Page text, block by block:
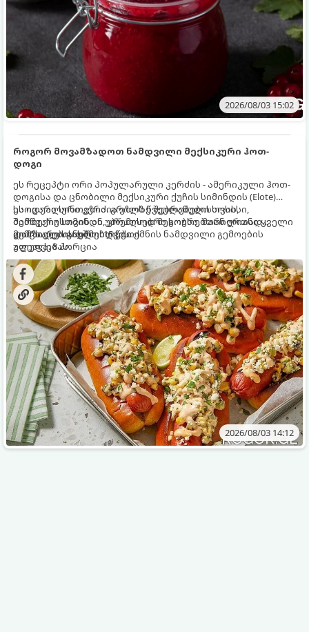
2026/08/03 15:02
როგორ მოვამზადოთ ნამდვილი მექსიკური ჰოთ-
დოგი
ეს რეცეპტი ორი პოპულარული კერძის - ამერიკული ჰოთ-
დოგისა და ცნობილი მექსიკური ქუჩის სიმინდის (Elote)
საოცარი სინთეზია. გრილზე შებრაწული სოსისი,
შემწვარი სიმინდი, კრემისებრი სოუსი, მარილიანი ყველი
და ცხარე სანელებლები ქმნის ნამდვილი გემოების
აფეთქებას.
ეს იდეალური კერძია ეზოს წვეულებებისთვის,
ბარბექიუსთვის ან უბრალოდ მეგობრებთან ერთად
გემრიელი ვახშმისთვის.
მომზადების დრო: 15 წუთი
ულუფა: 8 პორცია
2026/08/03 14:12